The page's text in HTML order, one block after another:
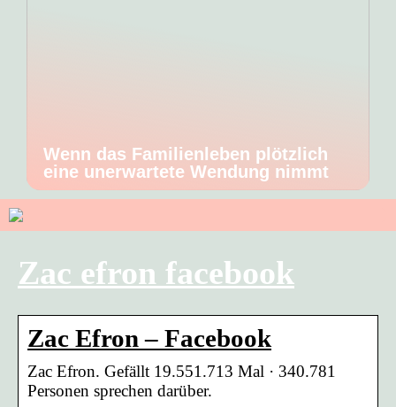
Wenn das Familienleben plötzlich
eine unerwartete Wendung nimmt
Zac efron facebook
Zac Efron – Facebook
Zac Efron. Gefällt 19.551.713 Mal · 340.781
Personen sprechen darüber.